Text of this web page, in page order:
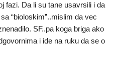
fazi. Da li su tane usavrsili i da
“bioloskim”..mislim da vec
SF..pa koga briga ako
i ide na ruku da se o